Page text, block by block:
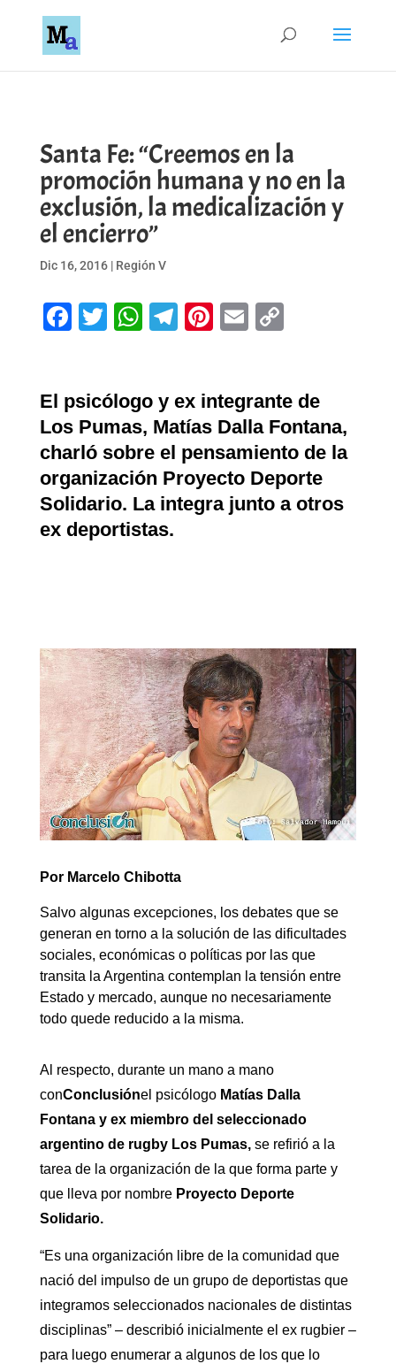
Santa Fe: “Creemos en la
promoción humana y no en la
exclusión, la medicalización y
el encierro”
Dic 16, 2016| Región V
Facebook
Twitter
WhatsApp
Telegram
Pinterest
EmailCopy
El psicólogo y ex integrante de
Los Pumas, Matías Dalla Fontana,
charló sobre el pensamiento de la
organización Proyecto Deporte
Solidario. La integra junto a otros
ex deportistas.
Por Marcelo Chibotta
Salvo algunas excepciones, los debates que se
generan en torno a la solución de las dificultades
sociales, económicas o políticas por las que
transita la Argentina contemplan la tensión entre
Estado y mercado, aunque no necesariamente
todo quede reducido a la misma.
Al respecto, durante un mano a mano
conConclusiónel psicólogo Matías Dalla
Fontana y ex miembro del seleccionado
argentino de rugby Los Pumas,se refirió a la
tarea de la organización de la que forma parte y
que lleva por nombre Proyecto Deporte
Solidario.
“Es una organización libre de la comunidad que
nació del impulso de un grupo de deportistas que
integramos seleccionados nacionales de distintas
disciplinas” – describió inicialmente el ex rugbier –
para luego enumerar a algunos de los que lo